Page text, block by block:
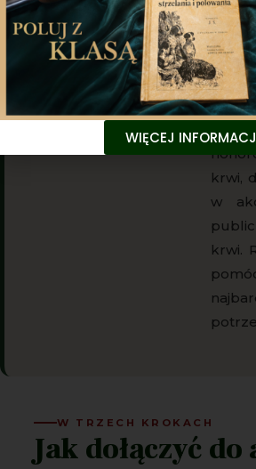
oraz
krwi,
w
krwi.
W TRZECH KROKACH
Jak dołączyć do
WIĘCEJ